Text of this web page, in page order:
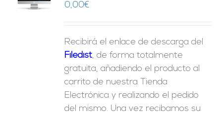
0,00€
Recibirá el enlace de descarga del
Filedist, de forma totalmente
gratuita, añadiendo el producto al
carrito de nuestra Tienda
Electrónica y realizando el pedido
del mismo. Una vez recibamos su